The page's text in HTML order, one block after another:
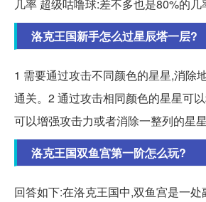
几率 超级咕噜球:差不多也是80%的几
洛克王国新手怎么过星辰塔一层?
1 需要通过攻击不同颜色的星星,消除
通关。2 通过攻击相同颜色的星星可
可以增强攻击力或者消除一整列的星星
洛克王国双鱼宫第一阶怎么玩?
回答如下:在洛克王国中,双鱼宫是一